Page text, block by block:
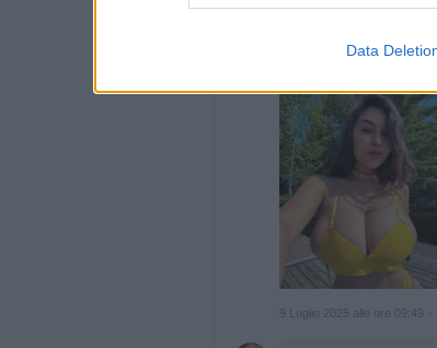
Data
nonnocucaracha:
9 Luglio 2025 alle ore 09:49